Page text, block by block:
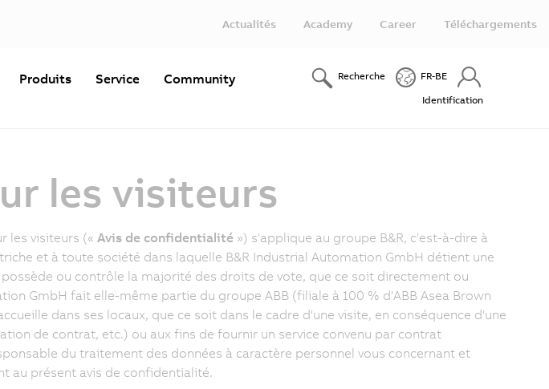
Actualités Academy Career Téléchargements
Produits Service Community Recherche FR-BE
Identification
les visiteurs
les visiteurs (« Avis de confidentialité ») s'applique au groupe B&R, c'est-à-dire à
et à toute société dans laquelle B&R Industrial Automation GmbH détient une
ou contrôle la majorité des droits de vote, que ce soit directement ou
GmbH fait elle-même partie du groupe ABB (filiale à 100 % d'ABB Asea Brown
dans ses locaux, que ce soit dans le cadre d'une visite, en conséquence d'une
de contrat, etc.) ou aux fins de fournir un service convenu par contrat
du traitement des données à caractère personnel vous concernant et
au présent avis de confidentialité.